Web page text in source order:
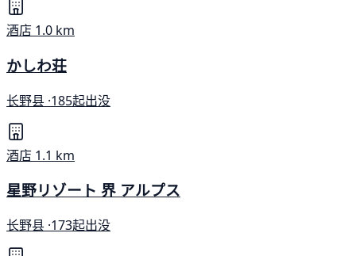
酒店 1.0 km
かしわ荘
长野县 ·185起出没
酒店 1.1 km
星野リゾート 界 アルプス
长野县 ·173起出没